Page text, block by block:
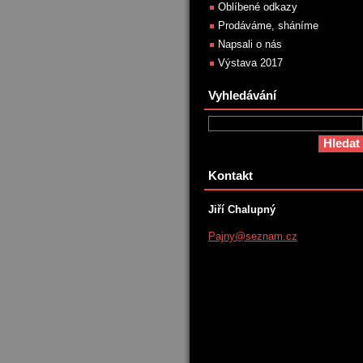
Oblíbené odkazy
Prodáváme, sháníme
Napsali o nás
Výstava 2017
Vyhledávání
Kontakt
Jiří Chalupný
Pajny@seznam.cz